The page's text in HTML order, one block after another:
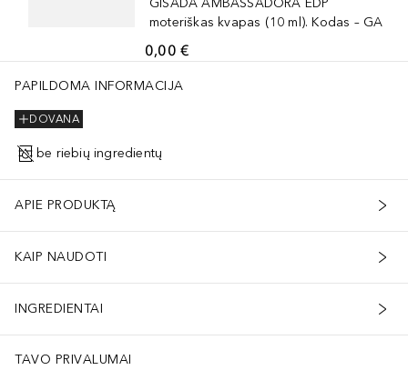
GISADA AMBASSADORA EDP
moteriškas kvapas (10 ml). Kodas – GA
0,00 €
PAPILDOMA INFORMACIJA
DOVANA
be riebių ingredientų
APIE PRODUKTĄ
KAIP NAUDOTI
INGREDIENTAI
TAVO PRIVALUMAI